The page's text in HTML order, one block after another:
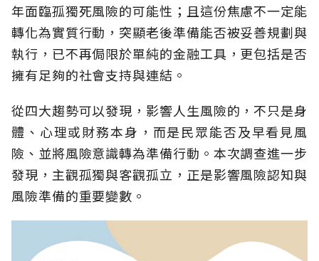
年面臨孤獨死風險的可能性；且這份焦慮不一定能
轉化為實質行動，突顯老後準備能否被妥善規劃與
執行，已不再侷限於單純的金融工具，更包括是否
擁有足夠的社會支持與連結。
從四大趨勢可以發現，影響人生風險的，不只是身
體、心理或財務本身，而是民眾能否及早看見風
險、並將風險意識轉為準備行動。本次調查進一步
發現，主觀孤獨與客觀孤立，正是影響風險認知與
風險準備的重要變數。